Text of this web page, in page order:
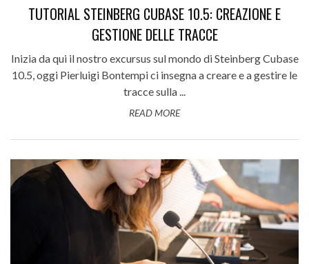
TUTORIAL STEINBERG CUBASE 10.5: CREAZIONE E
GESTIONE DELLE TRACCE
Inizia da qui il nostro excursus sul mondo di Steinberg Cubase
10.5, oggi Pierluigi Bontempi ci insegna a creare e a gestire le
tracce sulla ...
READ MORE